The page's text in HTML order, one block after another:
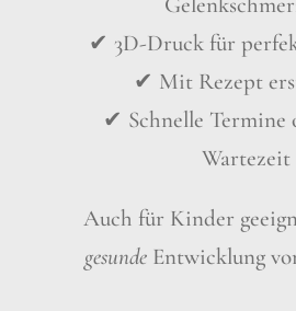
✔ 3D-Druck für
✔ Mit Rezept
✔ Schnelle Termine
Wartezeit
Auch für Kinder
gesunde Entwicklung